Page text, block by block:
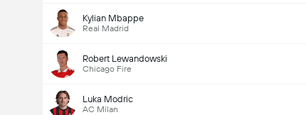
Kylian Mbappe
Real Madrid
Robert Lewandowski
Chicago Fire
Luka Modric
AC Milan